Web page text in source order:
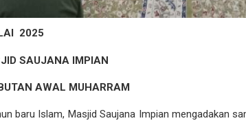
2025
SAUJANA IMPIAN
AWAL MUHARRAM
baru Islam, Masjid Saujana Impian mengadakan